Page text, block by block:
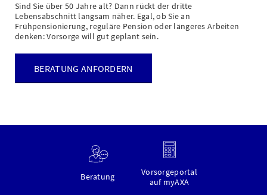
Sind Sie über 50 Jahre alt? Dann rückt der dritte
Lebensabschnitt langsam näher. Egal, ob Sie an
Frühpensionierung, reguläre Pension oder längeres Arbeiten
denken: Vorsorge will gut geplant sein.
BERATUNG ANFORDERN
Beratung
Vorsorgeportal
auf myAXA